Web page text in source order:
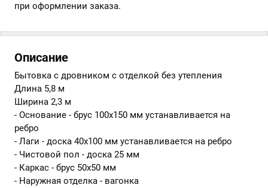
при оформлении заказа.
Описание
Бытовка с дровником с отделкой без утепления
Длина 5,8 м
Ширина 2,3 м
- Основание - брус 100х150 мм устанавливается на
ребро
- Лаги - доска 40х100 мм устанавливается на ребро
- Чистовой пол - доска 25 мм
- Каркас - брус 50х50 мм
- Наружная отделка - вагонка